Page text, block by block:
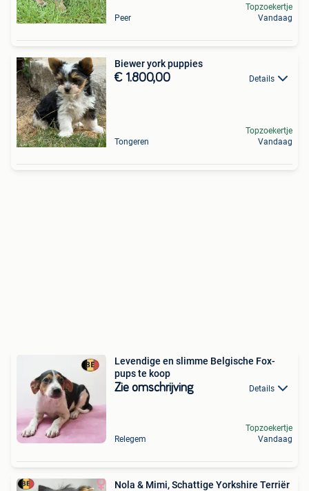
Peer
Topzoekertje
Vandaag
Biewer york puppies
€ 1.800,00 Details
Tongeren
Topzoekertje
Vandaag
Levendige en slimme Belgische Fox-
pups te koop
Zie omschrijving Details
Relegem
Topzoekertje
Vandaag
Nola & Mimi, Schattige Yorkshire Terriër